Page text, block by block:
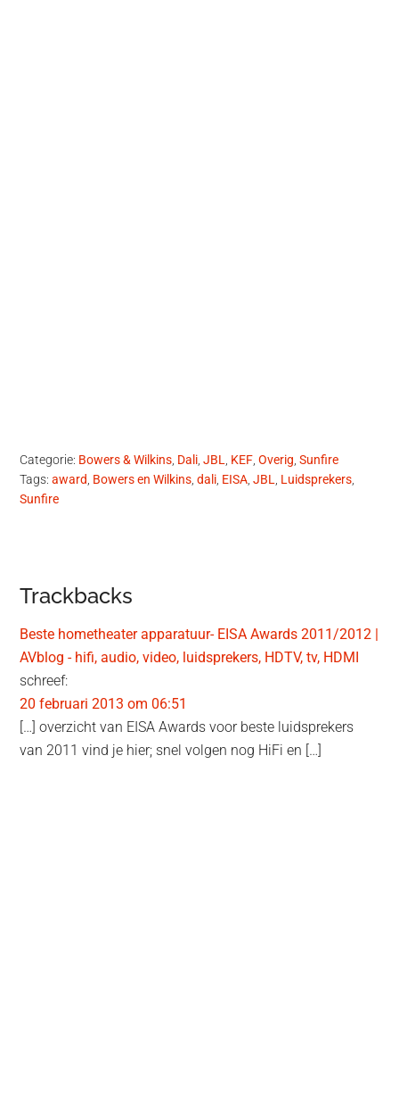
Categorie: Bowers & Wilkins, Dali,JBL, KEF,Overig,Sunfire
Tags:award, Bowers en Wilkins,dali, EISA,JBL, Luidsprekers,
Sunfire
Lees
Interacties
Trackbacks
Beste hometheater apparatuur- EISA Awards 2011/2012 |
AVblog - hifi, audio, video, luidsprekers, HDTV, tv, HDMI
schreef:
20 februari 2013 om 06:51
[…] overzicht van EISA Awards voor beste luidsprekers
van 2011 vind je hier; snel volgen nog HiFi en […]